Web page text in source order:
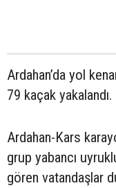
Ardahan’da yol
79 kaçak yakalandı.
Ardahan-Kars
grup yabancı
gören vatandaşlar